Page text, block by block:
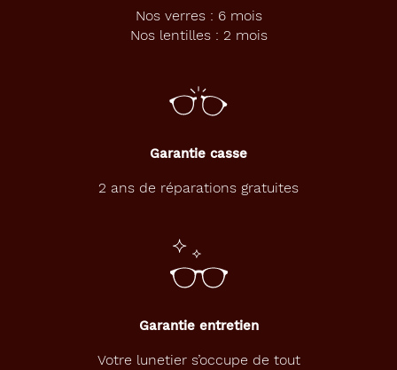
Nos verres : 6 mois
Nos lentilles : 2 mois
Garantie casse
2 ans de réparations gratuites
Garantie entretien
Votre lunetier s’occupe de tout